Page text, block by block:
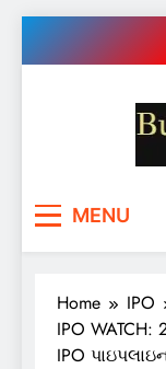
MENU
Home
IPO
IPO
IPO